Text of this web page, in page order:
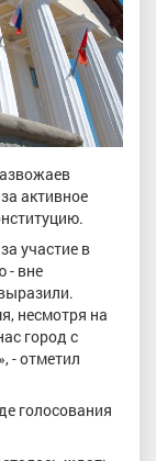
активное
участие в
- вне
несмотря на
город с
- отметил
голосования